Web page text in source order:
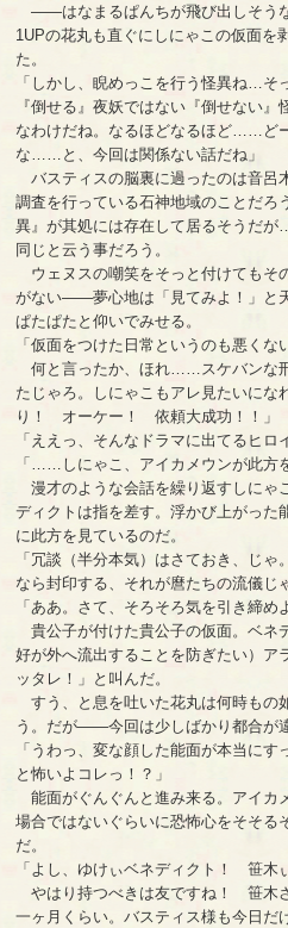
――はなまるぱんちが飛び出しそう
1UPの花丸も直ぐにしにゃこの仮面を
た。
「しかし、睨めっこを行う怪異ね…そ
『倒せる』夜妖ではない『倒せない
なわけだね。なるほどなるほど……ど
な……と、今回は関係ない話だね」
バスティスの脳裏に過ったのは音呂
調査を行っている石神地域のことだろ
異』が其処には存在して居るそうだ
同じと云う事だろう。
ウェヌスの嘲笑をそっと付けてもそ
がない――夢心地は「見てみよ！」と
ぱたぱたと仰いでみせる。
「仮面をつけた日常というのも悪くな
何と言ったか、ほれ……スケバンな
たじゃろ。しにゃこもアレ見たいに
り！ オーケー！ 依頼大成功！！」
「ええっ、そんなドラマに出てるヒロ
「……しにゃこ、アイカメウンが此方
漫才のような会話を繰り返すしにゃ
ディクトは指を差す。浮かび上がった
に此方を見ているのだ。
「冗談（半分本気）はさておき、じ
なら封印する、それが麿たちの流儀じ
「ああ。さて、そろそろ気を引き締め
貴公子が付けた貴公子の仮面。ベネ
好が外へ流出することを防ぎたい）ア
ッタレ！」と叫んだ。
すう、と息を吐いた花丸は何時もの
う。だが――今回は少しばかり都合が
「うわっ、変な顔した能面が本当に
と怖いよコレっ！？」
能面がぐんぐんと進み来る。アイカ
場合ではないぐらいに恐怖心をそそる
だ。
「よし、ゆけぃベネディクト！ 笹木
やはり持つべきは友ですね！ 笹木
一ヶ月くらい。バスティス様も今日だ